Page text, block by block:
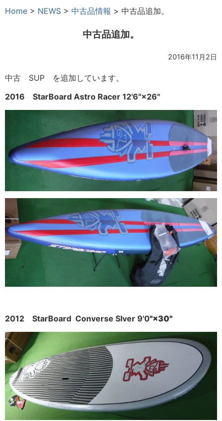
Home > NEWS > 中古品情報 > 中古品追加。
中古品追加。
2016年11月2日
中古 SUP を追加しています。
2016 StarBoard Astro Racer 12'6"×26"
2012 StarBoard Converse Slver 9'0"×30"